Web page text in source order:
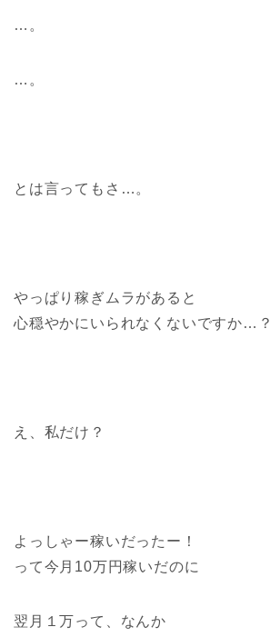
…。
…。
とは言ってもさ…。
やっぱり稼ぎムラがあると
心穏やかにいられなくないですか…？
え、私だけ？
よっしゃー稼いだったー！
って今月10万円稼いだのに
翌月１万って、なんか